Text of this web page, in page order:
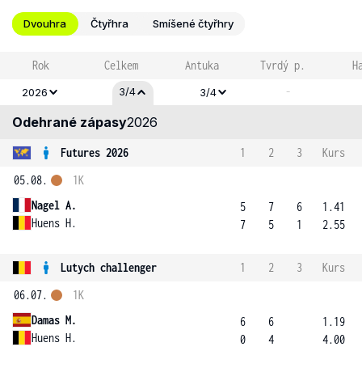
Dvouhra Čtyřhra Smíšené čtyřhry
Rok Celkem Antuka Tvrdý p.
2026 3/4 3/4 -
Odehrané zápasy2026
Futures 2026 1 2 3
Kurs
05.08.
Nagel A.
Huens H.
1K
5
7
7
5
6
1
1.41
2.55
Lutych challenger 1 2 3
Kurs
06.07.
Damas M.
Huens H.
1K
6
0
6
4
1.19
4.00